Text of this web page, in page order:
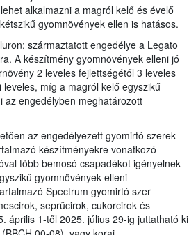
alkalmazni a magról kelő és évelő
gyomnövények ellen is hatásos.
származtatott engedélye a Legato
A készítmény gyomnövények elleni jó
2 leveles fejlettségétől 3 leveles
míg a magról kelő egyszikű
az engedélyben meghatározott
az engedélyezett gyomirtó szerek
készítményekre vonatkozó
több bemosó csapadékot igényelnek
gyomnövények elleni
Spectrum gyomirtó szer
seprűcirok, cukorcirok és
április 1-től 2025. július 29-ig juttatható ki